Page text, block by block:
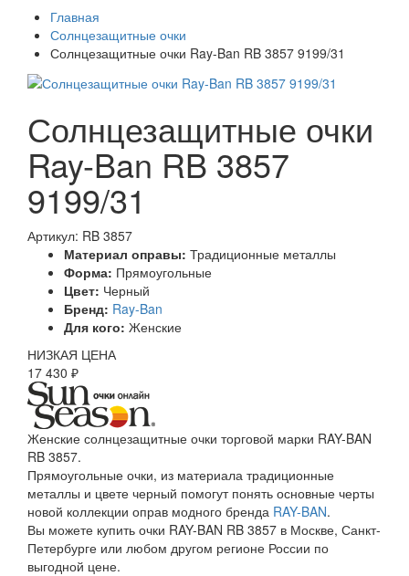
Главная
Солнцезащитные очки
Солнцезащитные очки Ray-Ban RB 3857 9199/31
Солнцезащитные очки
Ray-Ban RB 3857
9199/31
Артикул: RB 3857
Материал оправы: Традиционные металлы
Форма: Прямоугольные
Цвет: Черный
Бренд: Ray-Ban
Для кого: Женские
НИЗКАЯ ЦЕНА
17 430 ₽
Женские солнцезащитные очки торговой марки RAY-BAN
RB 3857.
Прямоугольные очки, из материала традиционные
металлы и цвете черный помогут понять основные черты
новой коллекции оправ модного бренда RAY-BAN.
Вы можете купить очки RAY-BAN RB 3857 в Москве, Санкт-
Петербурге или любом другом регионе России по
выгодной цене.